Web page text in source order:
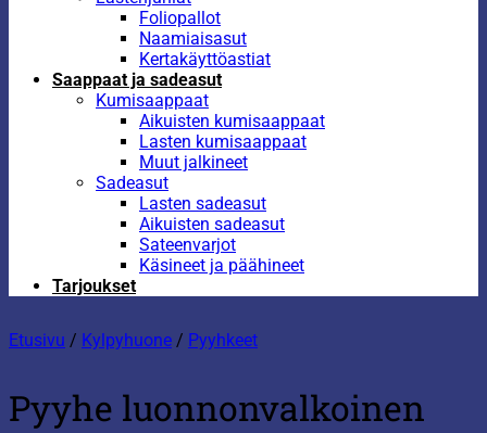
Foliopallot
Naamiaisasut
Kertakäyttöastiat
Saappaat ja sadeasut
Kumisaappaat
Aikuisten kumisaappaat
Lasten kumisaappaat
Muut jalkineet
Sadeasut
Lasten sadeasut
Aikuisten sadeasut
Sateenvarjot
Käsineet ja päähineet
Tarjoukset
Etusivu / Kylpyhuone / Pyyhkeet
Pyyhe luonnonvalkoinen